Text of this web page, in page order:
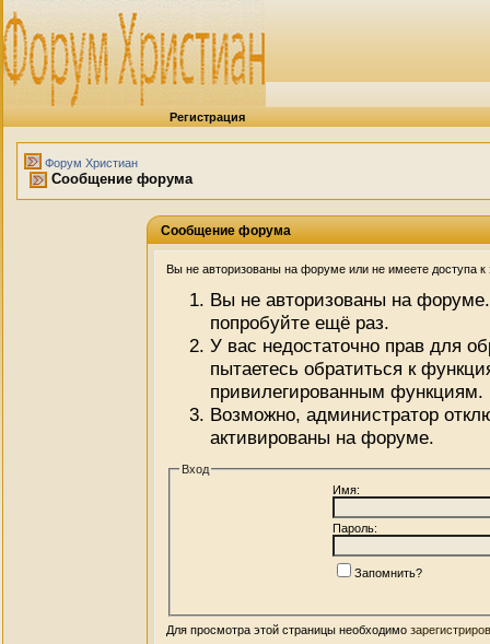
Регистрация
Форум Христиан
Сообщение форума
Сообщение форума
Вы не авторизованы на форуме или не имеете доступа к
Вы не авторизованы на
попробуйте ещё раз.
У вас недостаточно прав для
пытаетесь обратиться к
привилегированным функциям.
Возможно, администратор
активированы на форуме.
Вход
Имя:
Пароль:
Запомнить?
Для просмотра этой страницы необходимо